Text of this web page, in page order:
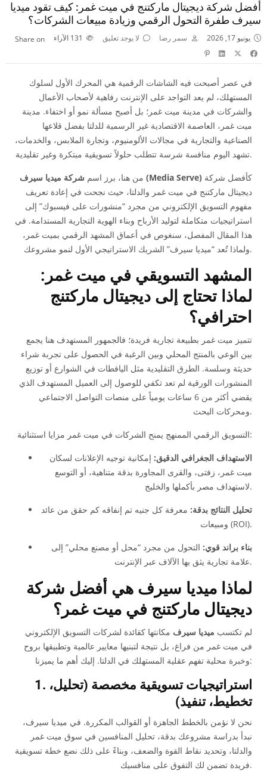
أفضل شركة ديجيتال ماركتنج في ميت غمر: كيف تقود ميديا
سيرف طفرة التحول الرقمي وزيادة مبيعات الشركات؟
يونيو 17, 2026 سمر رضا لا يوجد تعليق الآراء Share on
في عصر أصبحت فيه الشاشات الرقمية هي المحرك الأول لسلوك
المستهلك، لم يعد التواجد على الإنترنت رفاهية لأصحاب الأعمال
والشركات في مدينة ميت غمر؛ بل أصبح مسألة نمو أو اختفاء. مدينة
ميت غمر، العاصمة الاقتصادية غير الرسمية للدلتا بفضل قلاعها
الصناعية والتجارية في مجالات الألومنيوم، وتجارة الملابس، والخدمات،
تشهد اليوم منافسة شرسة تتطلب حلولاً تسويقية مبتكرة وغير تقليدية.
من هنا، برز اسم شركة ميديا سيرف (Media Serve)
ديجيتال ماركتنج في ميت غمر والدلتا، حيث نجحت في إعادة تعريف
مفهوم التسويق الإلكتروني من مجرد “منشورات على فيسبوك” إلى
استراتيجيات متكاملة لتوليد الأرباح وبناء الهوية التجارية المستدامة. في
هذا المقال المفصل، سنغوص في أعماق المشهد الرقمي بميت غمر،
ولماذا تُعد “ميديا سيرف” الشريك الاستراتيجي الأول لنمو مشروعك.
لماذا تحتاج إلى ديجيتال ماركتنج
احترافي؟
تتميز ميت غمر بطبيعة تجارية فريدة؛ فالجمهور المستهدف هنا يجمع
بين الوعي بالمنتج المحلي وبين الرغبة في الحصول على تجربة شراء
حديثة وسلسة. الطرق التقليدية مثل اليافطات في الشوارع أو توزيع
المنشورات الورقية لم تعد تكفي للوصول إلى العميل المستهدف الذي
يقضي أكثر من 6 ساعات يومياً على منصات التواصل الاجتماعي
ومحركات البحث.
التسويق الرقمي الممنهج يمنح الشركات في ميت غمر مزايا استثنائية:
الاستهداف الجغرافي الدقيق: إمكانية توجيه الإعلانات لسكان
ميت غمر، زفتى، والقرى المجاورة بدقة متناهية، أو التوسع
لاستهداف مصر بأكملها والخليج.
تحليل النتائج بدقة: معرفة كل جنيه تم إنفاقه كم حقق من عائد
ومبيعات (ROI).
بناء براند قوي: التحول من مجرد “محل أو مصنع محلي” إلى
علامة تجارية يثق بها الآلاف عبر الإنترنت.
ديجيتال ماركتنج في ميت غمر؟
لم تكتسب ميديا سيرف مكانتها كقائدة لشركات التسويق الإلكتروني
في ميت غمر من فراغ، بل نتيجة لتبنيها معايير عالمية وتطبيقها بروح
وخبرة محلية تفهم عقلية المستهلك في الدلتا. إليك أهم ما يميزنا:
1. استراتيجيات تسويقية مخصصة (تحليل،
تخطيط، تنفيذ)
نحن لا نؤمن بالخطط الجاهزة أو القوالب المكررة. في ميديا سيرف،
نبدأ بدراسة مشروعك بدقة، تحليل المنافسين في سوق ميت غمر
والدلتا، وتحديد نقاط القوة والضعف، وبناءً على ذلك نضع خطة تسويقية
فريدة تضمن لك التفوق على منافسيك.